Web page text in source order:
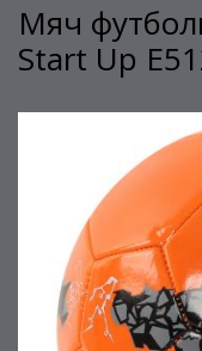
Мяч
Start Up